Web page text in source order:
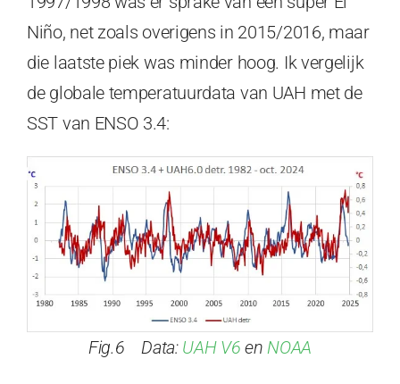
Niño, net zoals overigens in 2015/2016, maar
die laatste piek was minder hoog. Ik vergelijk
de globale temperatuurdata van UAH met de
SST van ENSO 3.4:
Fig.6 Data: UAH V6 enNOAA